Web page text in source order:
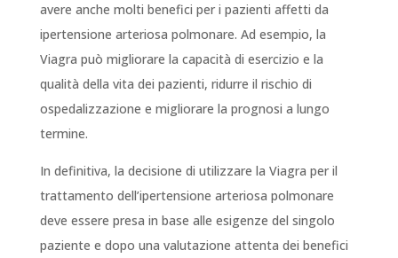
avere anche molti benefici per i pazienti affetti da
ipertensione arteriosa polmonare. Ad esempio, la
Viagra può migliorare la capacità di esercizio e la
qualità della vita dei pazienti, ridurre il rischio di
ospedalizzazione e migliorare la prognosi a lungo
termine.
In definitiva, la decisione di utilizzare la Viagra per il
trattamento dell’ipertensione arteriosa polmonare
deve essere presa in base alle esigenze del singolo
paziente e dopo una valutazione attenta dei benefici